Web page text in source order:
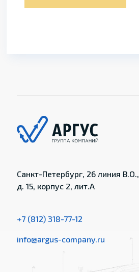
Санкт-Петербург, 26 линия В.О.,
д. 15, корпус 2, лит.А
+7 (812) 318-77-12
info@argus-company.ru